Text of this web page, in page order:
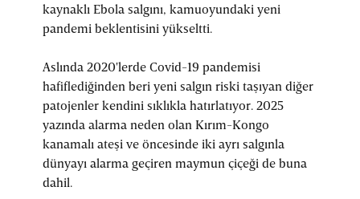
kaynaklı Ebola salgını, kamuoyundaki yeni
pandemi beklentisini yükseltti.
Aslında 2020'lerde Covid-19 pandemisi
hafiflediğinden beri yeni salgın riski taşıyan diğer
patojenler kendini sıklıkla hatırlatıyor. 2025
yazında alarma neden olan Kırım-Kongo
kanamalı ateşi ve öncesinde iki ayrı salgınla
dünyayı alarma geçiren maymun çiçeği de buna
dahil.